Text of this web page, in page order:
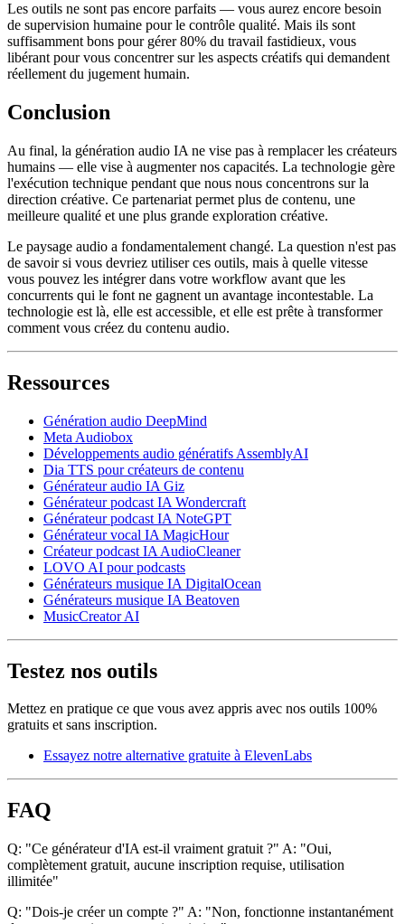
Les outils ne sont pas encore parfaits — vous aurez encore besoin
de supervision humaine pour le contrôle qualité. Mais ils sont
suffisamment bons pour gérer 80% du travail fastidieux, vous
libérant pour vous concentrer sur les aspects créatifs qui demandent
réellement du jugement humain.
Conclusion
Au final, la génération audio IA ne vise pas à remplacer les créateurs
humains — elle vise à augmenter nos capacités. La technologie gère
l'exécution technique pendant que nous nous concentrons sur la
direction créative. Ce partenariat permet plus de contenu, une
meilleure qualité et une plus grande exploration créative.
Le paysage audio a fondamentalement changé. La question n'est pas
de savoir si vous devriez utiliser ces outils, mais à quelle vitesse
vous pouvez les intégrer dans votre workflow avant que les
concurrents qui le font ne gagnent un avantage incontestable. La
technologie est là, elle est accessible, et elle est prête à transformer
comment vous créez du contenu audio.
Ressources
Génération audio DeepMind
Meta Audiobox
Développements audio génératifs AssemblyAI
Dia TTS pour créateurs de contenu
Générateur audio IA Giz
Générateur podcast IA Wondercraft
Générateur podcast IA NoteGPT
Générateur vocal IA MagicHour
Créateur podcast IA AudioCleaner
LOVO AI pour podcasts
Générateurs musique IA DigitalOcean
Générateurs musique IA Beatoven
MusicCreator AI
Testez nos outils
Mettez en pratique ce que vous avez appris avec nos outils 100%
gratuits et sans inscription.
Essayez notre alternative gratuite à ElevenLabs
FAQ
Q: "Ce générateur d'IA est-il vraiment gratuit ?" A: "Oui,
complètement gratuit, aucune inscription requise, utilisation
illimitée"
Q: "Dois-je créer un compte ?" A: "Non, fonctionne instantanément